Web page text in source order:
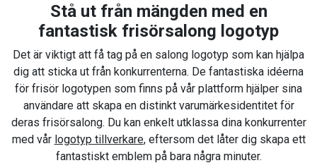
Stå ut från mängden med en
fantastisk frisörsalong logotyp
Det är viktigt att få tag på en salong logotyp som kan hjälpa
dig att sticka ut från konkurrenterna. De fantastiska idéerna
för frisör logotypen som finns på vår plattform hjälper sina
användare att skapa en distinkt varumärkesidentitet för
deras frisörsalong. Du kan enkelt utklassa dina konkurrenter
med vår logotyp tillverkare, eftersom det låter dig skapa ett
fantastiskt emblem på bara några minuter.